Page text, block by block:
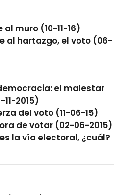
muro (10-11-16)
al hartazgo, el voto (06-
el malestar
2015)
del voto (11-06-15)
de votar (02-06-2015)
la vía electoral, ¿cuál?